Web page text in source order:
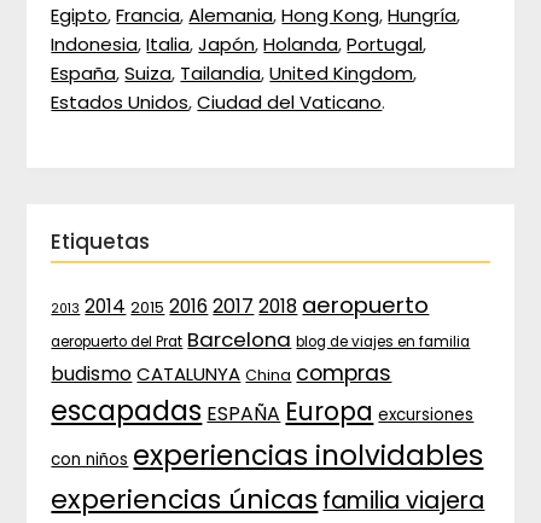
Egipto,Francia,Alemania,Hong Kong,Hungría,
Indonesia,Italia,Japón,Holanda,Portugal,
España,Suiza, Tailandia,United Kingdom,
Estados Unidos,Ciudad del Vaticano.
Etiquetas
2013 2014 2015 2016 2017 2018 aeropuerto
aeropuerto del Prat Barcelona blog de viajes en familia
budismo CATALUNYA China compras
escapadas ESPAÑA Europa excursiones
con niños experiencias inolvidables
experiencias únicas familia viajera